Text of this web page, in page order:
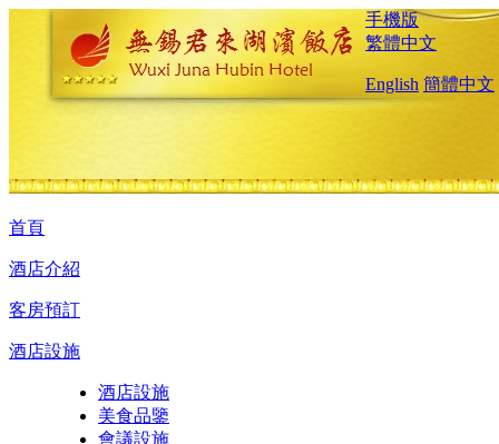
手機版
繁體中文
English 簡體中文
首頁
酒店介紹
客房預訂
酒店設施
酒店設施
美食品鑒
會議設施